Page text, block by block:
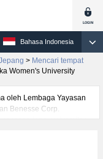
Bahasa Indonesia
> Mencari tempat
Women's University
oleh Lembaga Yayasan
Benesse Corp.
universitas
College of Arts and